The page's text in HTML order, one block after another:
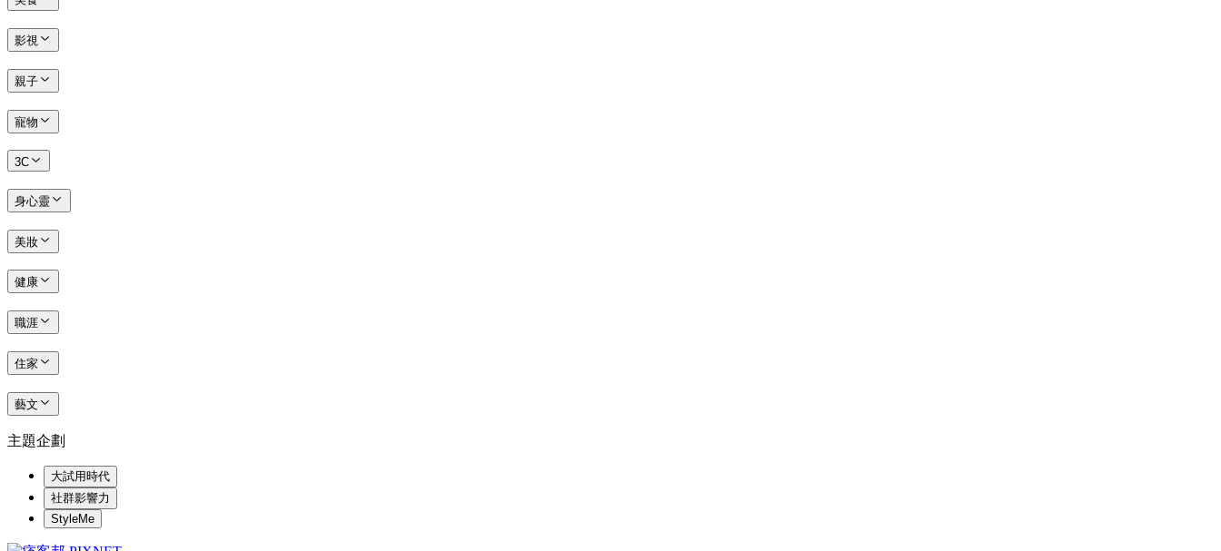
影視
親子
寵物
3C
身心靈
美妝
健康
職涯
住家
藝文
主題企劃
大試用時代
社群影響力
StyleMe